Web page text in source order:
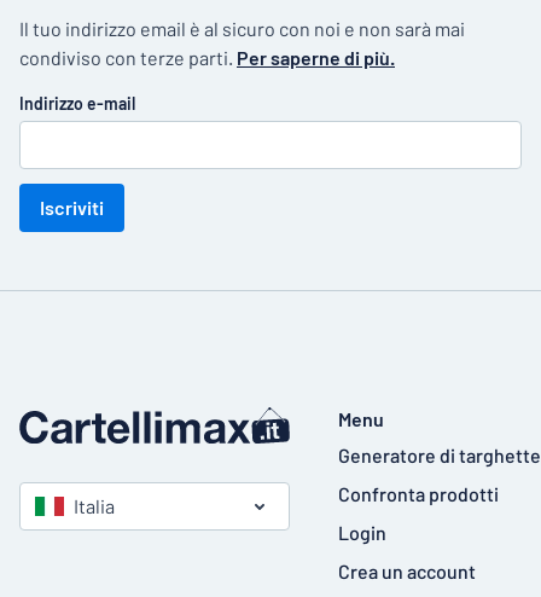
Il tuo indirizzo email è al sicuro con noi e non sarà mai
condiviso con terze parti. Per saperne di più.
Indirizzo e-mail
Iscriviti
Italia
Menu
Generatore di targhette
Confronta prodotti
Login
Crea un account